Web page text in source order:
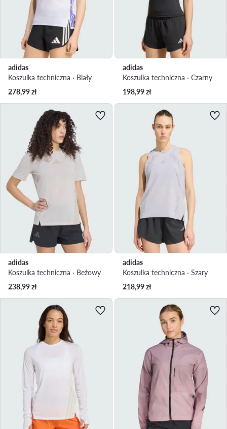
adidas
Koszulka techniczna · Biały
278,99zł
adidas
Koszulka techniczna · Czarny
198,99zł
adidas
Koszulka techniczna · Beżowy
238,99zł
adidas
Koszulka techniczna · Szary
218,99zł